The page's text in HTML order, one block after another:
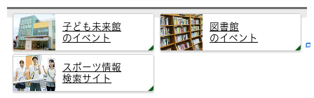
子ども未来館
のイベント
図書館
のイベント
スポーツ情報
検索サイト